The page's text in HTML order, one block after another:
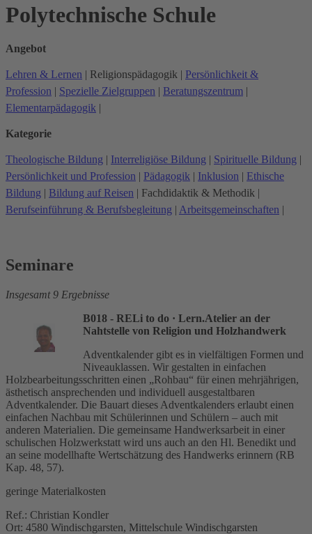
Polytechnische Schule
Angebot
Lehren & Lernen | Religionspädagogik | Persönlichkeit &
Profession | Spezielle Zielgruppen | Beratungszentrum |
Elementarpädagogik |
Kategorie
Theologische Bildung | Interreligiöse Bildung | Spirituelle Bildung |
Persönlichkeit und Profession | Pädagogik | Inklusion | Ethische
Bildung | Bildung auf Reisen | Fachdidaktik & Methodik |
Berufseinführung & Berufsbegleitung | Arbeitsgemeinschaften |
Seminare
Insgesamt 9 Ergebnisse
B018 - RELi to do · Lern.Atelier an der
Nahtstelle von Religion und Holzhandwerk
Adventkalender gibt es in vielfältigen Formen und
Niveauklassen. Wir gestalten in einfachen
Holzbearbeitungsschritten einen „Rohbau“ für einen mehrjährigen,
ästhetisch ansprechenden und individuell ausgestaltbaren
Adventkalender. Die Bauart dieses Adventkalenders erlaubt einen
einfachen Nachbau mit Schülerinnen und Schülern – auch mit
anderen Materialien. Die gemeinsame Handwerksarbeit in einer
schulischen Holzwerkstatt wird uns auch an den Hl. Benedikt und
an seine modellhafte Wertschätzung des Handwerks erinnern (RB
Kap. 48, 57).
geringe Materialkosten
Ref.: Christian Kondler
Ort: 4580 Windischgarsten, Mittelschule Windischgarsten